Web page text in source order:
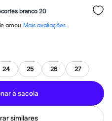
branco 20
amou Mais avaliações
24 25 26 27
à sacola
similares